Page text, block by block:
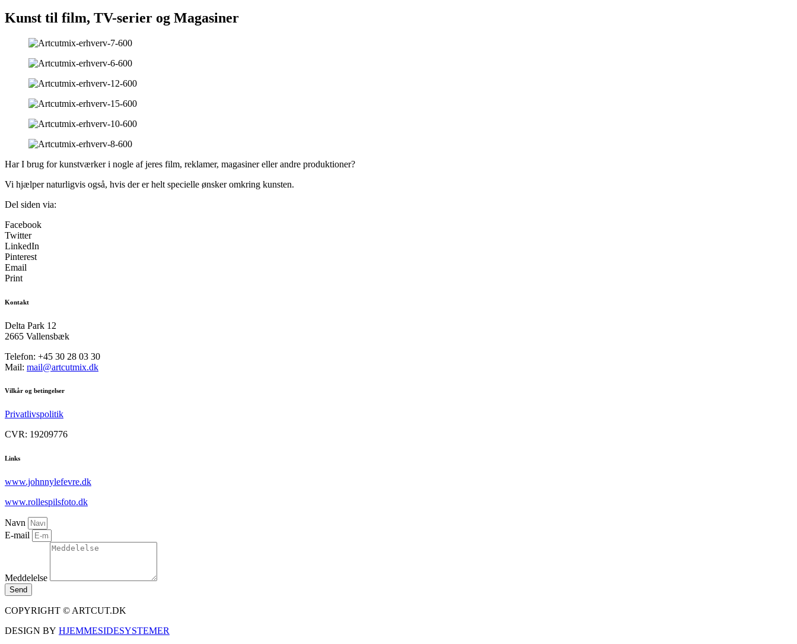
Kunst til film, TV-serier og Magasiner
Har I brug for kunstværker i nogle af jeres film, reklamer, magasiner eller andre produktioner?
Vi hjælper naturligvis også, hvis der er helt specielle ønsker omkring kunsten.
Del siden via:
Facebook
Twitter
LinkedIn
Pinterest
Email
Print
Kontakt
Delta Park 12
2665 Vallensbæk
Telefon: +45 30 28 03 30
Mail: mail@artcutmix.dk
Vilkår og betingelser
Privatlivspolitik
CVR: 19209776
Links
www.johnnylefevre.dk
www.rollespilsfoto.dk
Navn
E-mail
Meddelelse
Send
COPYRIGHT © ARTCUT.DK
DESIGN BY HJEMMESIDESYSTEMER